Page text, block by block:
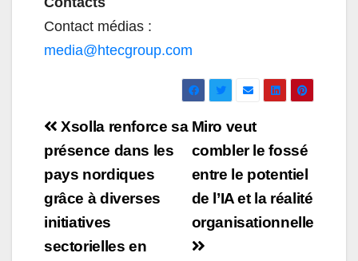
Contact médias :
media@htecgroup.com
Navigation
de
l’article
Miro veut
combler le fossé
entre le potentiel
de l’IA et la réalité
organisationnelle
Xsolla renforce sa
présence dans les
pays nordiques
grâce à diverses
initiatives
sectorielles en